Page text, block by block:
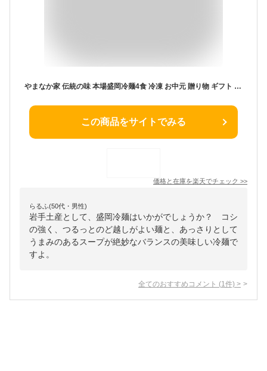
やまなか家 伝統の味 本場盛岡冷麺4食 冷凍 お中元 贈り物 ギフト 御中元 お歳暮 御歳暮 プレゼント 祝い お祝い 御祝 贈答 冷麺 冷めん 年末グルメ 年越グルメ 麺 岩手
この商品をサイトでみる
価格と在庫を楽天でチェック >>
らるふ(50代・男性)
岩手土産として、盛岡冷麺はいかがでしょうか？ コシ
の強く、つるっとのど越しがよい麺と、あっさりとして
うまみのあるスープが絶妙なバランスの美味しい冷麺で
すよ。
全てのおすすめコメント (1 件) >